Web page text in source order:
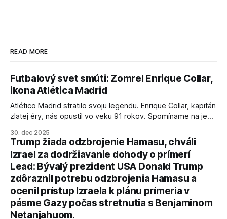
READ MORE
Futbalový svet smúti: Zomrel Enrique Collar,
ikona Atlética Madrid
Atlético Madrid stratilo svoju legendu. Enrique Collar, kapitán
zlatej éry, nás opustil vo veku 91 rokov. Spomíname na jeho
30. dec 2025
Trump žiada odzbrojenie Hamasu, chváli
Izrael za dodržiavanie dohody o prímerí
Lead: Bývalý prezident USA Donald Trump
zdôraznil potrebu odzbrojenia Hamasu a
ocenil prístup Izraela k plánu prímeria v
pásme Gazy počas stretnutia s Benjaminom
Netanjahuom.